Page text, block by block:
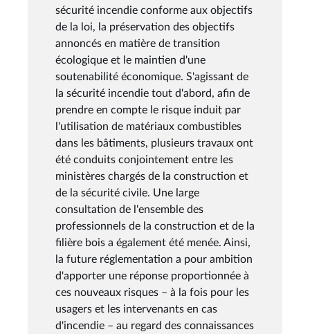
sécurité incendie conforme aux objectifs
de la loi, la préservation des objectifs
annoncés en matière de transition
écologique et le maintien d'une
soutenabilité économique. S'agissant de
la sécurité incendie tout d'abord, afin de
prendre en compte le risque induit par
l'utilisation de matériaux combustibles
dans les bâtiments, plusieurs travaux ont
été conduits conjointement entre les
ministères chargés de la construction et
de la sécurité civile. Une large
consultation de l'ensemble des
professionnels de la construction et de la
filière bois a également été menée. Ainsi,
la future réglementation a pour ambition
d'apporter une réponse proportionnée à
ces nouveaux risques – à la fois pour les
usagers et les intervenants en cas
d'incendie – au regard des connaissances